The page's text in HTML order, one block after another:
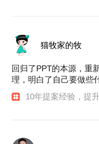
猫牧家的牧
回归了PPT的本源，重
理，明白了自己要做些
10年提案经验，提